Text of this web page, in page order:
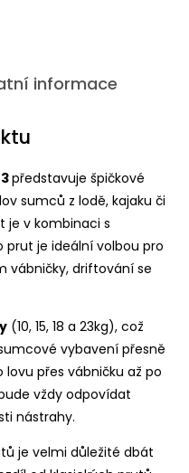
informace
představuje špičkové
sumců z lodě, kajaku či
je v kombinaci s
je ideální volbou pro
vábničky, driftování se
(10, 15, 18 a 23kg), což
vybavení přesně
přes vábničku až po
vždy odpovídat
nástrahy.
je velmi důležité dbát